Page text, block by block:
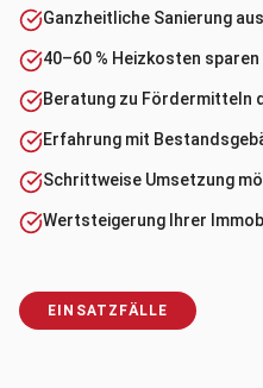
Ganzheitliche Sanierung
40–60 % Heizkosten sparen
Beratung zu Fördermitteln
Erfahrung mit
Schrittweise Umsetzung
Wertsteigerung Ihrer
EINSATZFÄLLE